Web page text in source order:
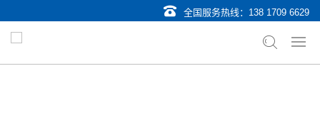
全国服务热线： 138 1709 6629